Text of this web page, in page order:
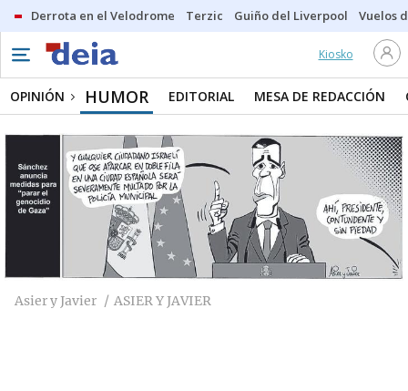
Derrota en el Velodrome Terzic Guiño del Liverpool Vuelos
Kiosko
OPINIÓN HUMOR EDITORIAL MESA DE REDACCIÓN
Asier y Javier ASIER Y JAVIER